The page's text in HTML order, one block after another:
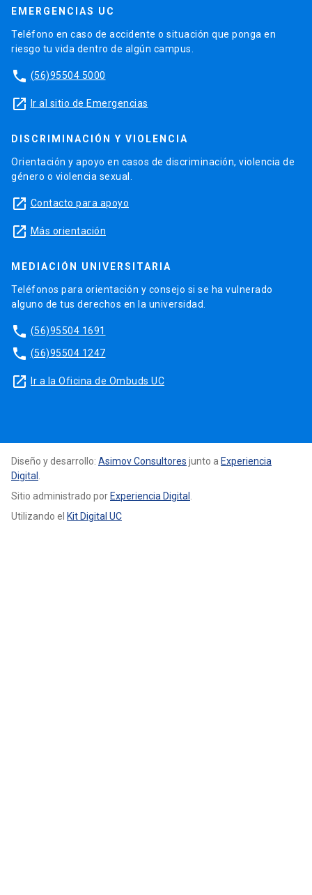
EMERGENCIAS UC
Teléfono en caso de accidente o situación que ponga en
riesgo tu vida dentro de algún campus.
phone (56)95504 5000
launch Ir al sitio de Emergencias
DISCRIMINACIÓN Y VIOLENCIA
Orientación y apoyo en casos de discriminación, violencia de
género o violencia sexual.
launch Contacto para apoyo
launch Más orientación
MEDIACIÓN UNIVERSITARIA
Teléfonos para orientación y consejo si se ha vulnerado
alguno de tus derechos en la universidad.
phone (56)95504 1691
phone (56)95504 1247
launch Ir a la Oficina de Ombuds UC
Diseño y desarrollo: Asimov Consultores junto a Experiencia
Digital
Sitio administrado por Experiencia Digital
Utilizando el Kit Digital UC